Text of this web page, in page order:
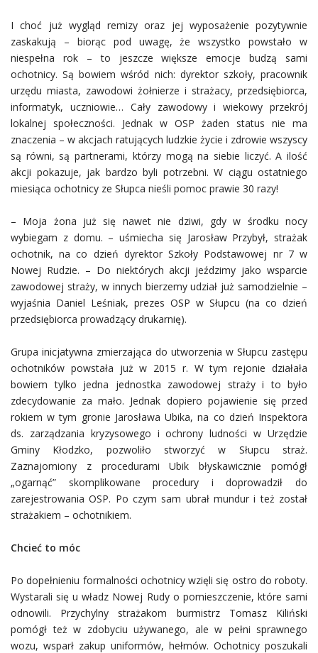
I choć już wygląd remizy oraz jej wyposażenie pozytywnie
zaskakują – biorąc pod uwagę, że wszystko powstało w
niespełna rok – to jeszcze większe emocje budzą sami
ochotnicy. Są bowiem wśród nich: dyrektor szkoły, pracownik
urzędu miasta, zawodowi żołnierze i strażacy, przedsiębiorca,
informatyk, uczniowie… Cały zawodowy i wiekowy przekrój
lokalnej społeczności. Jednak w OSP żaden status nie ma
znaczenia – w akcjach ratujących ludzkie życie i zdrowie wszyscy
są równi, są partnerami, którzy mogą na siebie liczyć. A ilość
akcji pokazuje, jak bardzo byli potrzebni. W ciągu ostatniego
miesiąca ochotnicy ze Słupca nieśli pomoc prawie 30 razy!
– Moja żona już się nawet nie dziwi, gdy w środku nocy
wybiegam z domu. – uśmiecha się Jarosław Przybył, strażak
ochotnik, na co dzień dyrektor Szkoły Podstawowej nr 7 w
Nowej Rudzie. – Do niektórych akcji jeździmy jako wsparcie
zawodowej straży, w innych bierzemy udział już samodzielnie –
wyjaśnia Daniel Leśniak, prezes OSP w Słupcu (na co dzień
przedsiębiorca prowadzący drukarnię).
Grupa inicjatywna zmierzająca do utworzenia w Słupcu zastępu
ochotników powstała już w 2015 r. W tym rejonie działała
bowiem tylko jedna jednostka zawodowej straży i to było
zdecydowanie za mało. Jednak dopiero pojawienie się przed
rokiem w tym gronie Jarosława Ubika, na co dzień Inspektora
ds. zarządzania kryzysowego i ochrony ludności w Urzędzie
Gminy Kłodzko, pozwoliło stworzyć w Słupcu straż.
Zaznajomiony z procedurami Ubik błyskawicznie pomógł
„ogarnąć” skomplikowane procedury i doprowadził do
zarejestrowania OSP. Po czym sam ubrał mundur i też został
strażakiem – ochotnikiem.
Chcieć to móc
Po dopełnieniu formalności ochotnicy wzięli się ostro do roboty.
Wystarali się u władz Nowej Rudy o pomieszczenie, które sami
odnowili. Przychylny strażakom burmistrz Tomasz Kiliński
pomógł też w zdobyciu używanego, ale w pełni sprawnego
wozu, wsparł zakup uniformów, hełmów. Ochotnicy poszukali